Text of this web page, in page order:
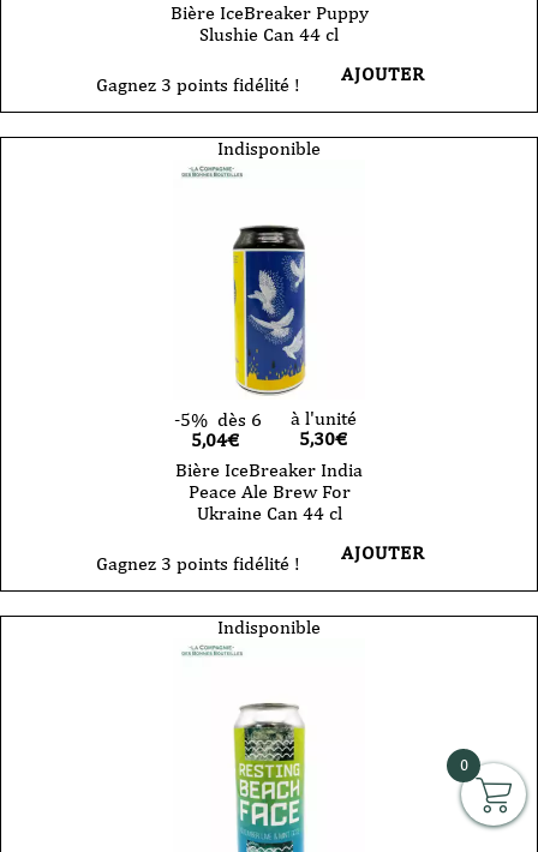
Bière IceBreaker Puppy
Slushie Can 44 cl
Gagnez 3 points fidélité ! AJOUTER
Indisponible
-5% dès 6
5,04€
à l'unité
5,30€
Bière IceBreaker India
Peace Ale Brew For
Ukraine Can 44 cl
Gagnez 3 points fidélité ! AJOUTER
Indisponible
0